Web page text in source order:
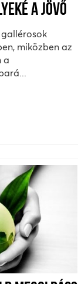
A JÖVŐ
miközben az
a